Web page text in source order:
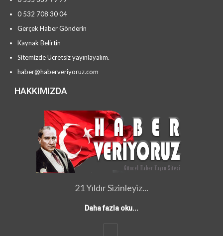
0 532 708 30 04
Gerçek Haber Gönderin
Kaynak Belirtin
Sitemizde Ücretsiz yayınlayalım.
haber@haberveriyoruz.com
HAKKIMIZDA
21 Yıldır Sizinleyiz...
Daha fazla oku...